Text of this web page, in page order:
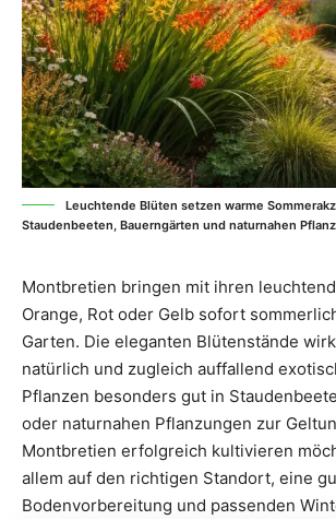
Leuchtende Blüten setzen warme
Staudenbeeten, Bauerngärten und naturnahen
Montbretien bringen mit ihren
Orange, Rot oder Gelb sofort
Garten. Die eleganten Blütenstände
natürlich und zugleich auffallend
Pflanzen besonders gut in
oder naturnahen Pflanzungen zur
Montbretien erfolgreich kultivieren
allem auf den richtigen Standort, eine
Bodenvorbereitung und passenden